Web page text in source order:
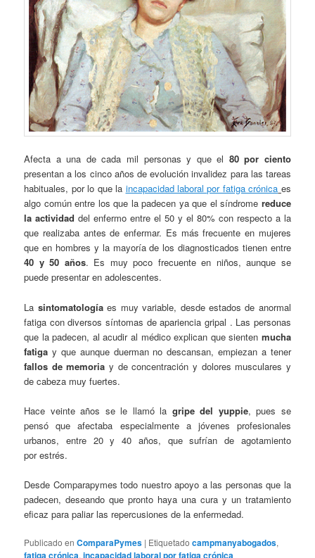
Afecta a una de cada mil personas y que el 80 por ciento
presentan a los cinco años de evolución invalidez para las tareas
habituales, por lo que la incapacidad laboral por fatiga crónica es
algo común entre los que la padecen ya que el síndrome reduce
la actividad del enfermo entre el 50 y el 80% con respecto a la
que realizaba antes de enfermar. Es más frecuente en mujeres
que en hombres y la mayoría de los diagnosticados tienen entre
40 y 50 años. Es muy poco frecuente en niños, aunque se
puede presentar en adolescentes.
La sintomatologíaes muy variable, desde estados de anormal
fatiga con diversos síntomas de apariencia gripal . Las personas
que la padecen, al acudir al médico explican que sienten mucha
fatiga y que aunque duerman no descansan, empiezan a tener
fallos de memoria y de concentración y dolores musculares y
de cabeza muy fuertes.
Hace veinte años se le llamó la gripe del yuppie, pues se
pensó que afectaba especialmente a jóvenes profesionales
urbanos, entre 20 y 40 años, que sufrían de agotamiento
por estrés.
Desde Comparapymes todo nuestro apoyo a las personas que la
padecen, deseando que pronto haya una cura y un tratamiento
eficaz para paliar las repercusiones de la enfermedad.
Publicado en ComparaPymes | Etiquetado campmanyabogados,
fatiga crónica,incapacidad laboral por fatiga crónica